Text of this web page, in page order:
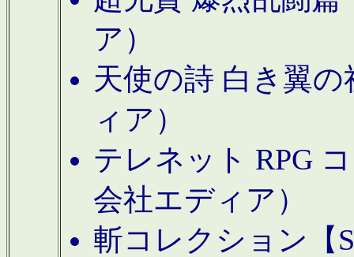
ア）
天使の詩 白き翼
ィア）
テレネット RPG
会社エディア）
斬コレクション【